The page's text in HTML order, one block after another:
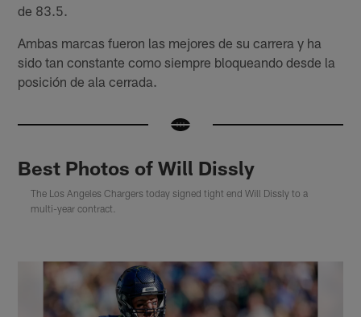
de 83.5.
Ambas marcas fueron las mejores de su carrera y ha
sido tan constante como siempre bloqueando desde la
posición de ala cerrada.
Best Photos of Will Dissly
The Los Angeles Chargers today signed tight end Will Dissly to a
multi-year contract.